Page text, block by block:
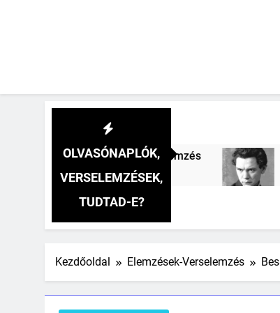
OLVASÓNAPLÓK,
VERSELEMZÉSEK,
TUDTAD-E?
verselemzés József Attila: A
2 Hét Ezelőtt
Kezdőoldal Elemzések-Verselemzés